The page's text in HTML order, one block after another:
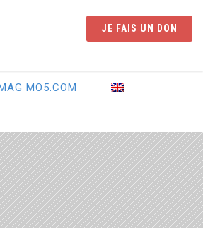
JE FAIS UN DON
MO5.COM